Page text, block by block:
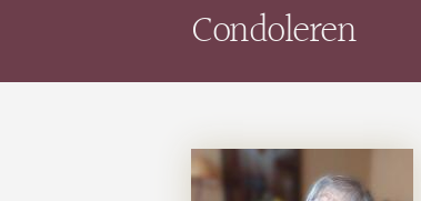
Condoleren